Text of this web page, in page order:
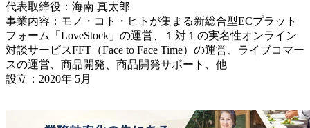
代表取締役：海南 真太郎
事業内容：モノ・コト・ヒトが集まる新総合型ECプラット
フォーム「LoveStock」の運営、１対１の実名性オンライン
対談サービスFFT（Face to Face Time）の運営、ライブコマー
スの運営、商品開発、商品開発サポート、他
設立：2020年 5月